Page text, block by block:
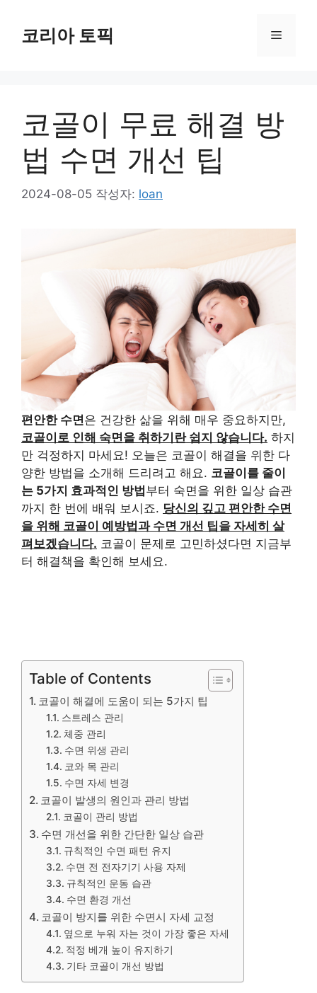
코리아 토픽 메
코골이 무료 해결 방
법 수면 개선 팁
2024-08-05 작성자: loan
편안한 수면은 건강한 삶을 위해 매우 중요하지만,
코골이로 인해 숙면을 취하기란 쉽지 않습니다. 하지
만 걱정하지 마세요! 오늘은 코골이 해결을 위한 다
양한 방법을 소개해 드리려고 해요. 코골이를 줄이
는 5가지 효과적인 방법 부터 숙면을 위한 일상 습관
까지 한 번에 배워 보시죠. 당신의 깊고 편안한 수면
을 위해 코골이 예방법과 수면 개선 팁을 자세히 살
펴보겠습니다. 코골이 문제로 고민하셨다면 지금부
터 해결책을 확인해 보세요.
Table of Contents
코골이 해결에 도움이 되는 5가지 팁
스트레스 관리
체중 관리
수면 위생 관리
코와 목 관리
수면 자세 변경
코골이 발생의 원인과 관리 방법
코골이 관리 방법
수면 개선을 위한 간단한 일상 습관
규칙적인 수면 패턴 유지
수면 전 전자기기 사용 자제
규칙적인 운동 습관
수면 환경 개선
코골이 방지를 위한 수면시 자세 교정
옆으로 누워 자는 것이 가장 좋은 자세
적정 베개 높이 유지하기
기타 코골이 개선 방법